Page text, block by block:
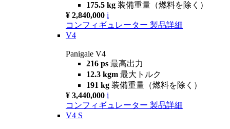
175.5 kg 装備重量（燃料を除く）
¥ 2,840,000 i
コンフィギュレーター 製品詳細
V4
Panigale V4
216 ps 最高出力
12.3 kgm 最大トルク
191 kg 装備重量（燃料を除く）
¥ 3,440,000 i
コンフィギュレーター 製品詳細
V4 S